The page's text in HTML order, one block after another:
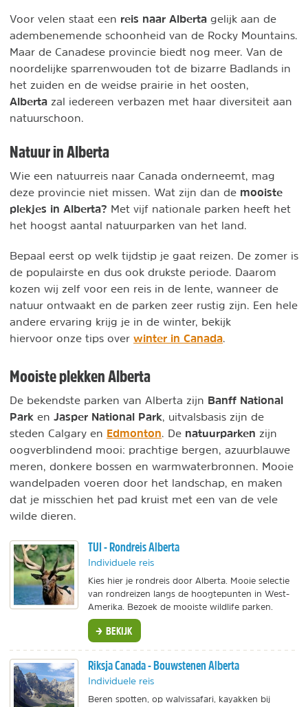
Voor velen staat een reis naar Alberta gelijk aan de
adembenemende schoonheid van de Rocky Mountains.
Maar de Canadese provincie biedt nog meer. Van de
noordelijke sparrenwouden tot de bizarre Badlands in
het zuiden en de weidse prairie in het oosten,
Alberta zal iedereen verbazen met haar diversiteit aan
natuurschoon.
Natuur in Alberta
Wie een natuurreis naar Canada onderneemt, mag
deze provincie niet missen. Wat zijn dan de mooiste
plekjes in Alberta? Met vijf nationale parken heeft het
het hoogst aantal natuurparken van het land.
Bepaal eerst op welk tijdstip je gaat reizen. De zomer is
de populairste en dus ook drukste periode. Daarom
kozen wij zelf voor een reis in de lente, wanneer de
natuur ontwaakt en de parken zeer rustig zijn. Een hele
andere ervaring krijg je in de winter, bekijk
hiervoor onze tips over winter in Canada
Mooiste plekken Alberta
De bekendste parken van Alberta zijn Banff National
Park en Jasper National Park , uitvalsbasis zijn de
steden Calgary en Edmonton . De natuurparken zijn
oogverblindend mooi: prachtige bergen, azuurblauwe
meren, donkere bossen en warmwaterbronnen. Mooie
wandelpaden voeren door het landschap, en maken
dat je misschien het pad kruist met een van de vele
wilde dieren.
TUI - Rondreis Alberta
Individuele reis
Kies hier je rondreis door Alberta. Mooie selectie
van rondreizen langs de hoogtepunten in West-
Amerika. Bezoek de mooiste wildlife parken.
BEKIJK
Riksja Canada - Bouwstenen Alberta
Individuele reis
Beren spotten, op walvissafari, kayakken bij